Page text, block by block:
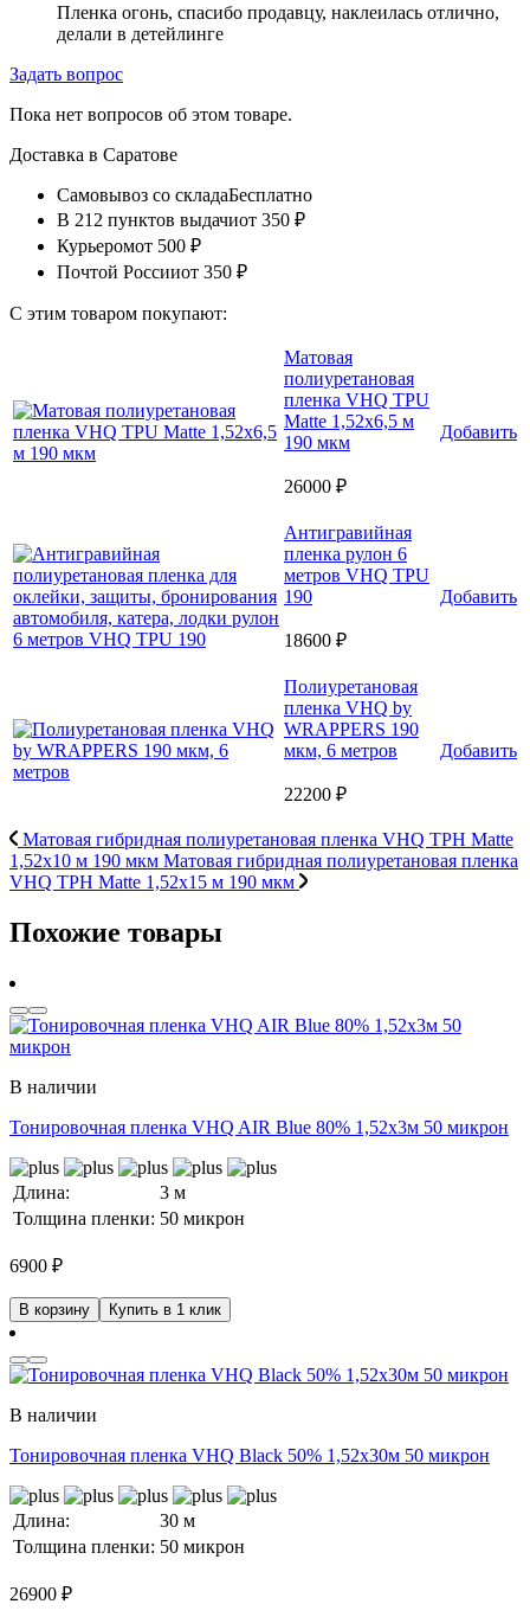
Пленка огонь, спасибо продавцу, наклеилась отлично,
делали в детейлинге
Задать вопрос
Пока нет вопросов об этом товаре.
Доставка в Саратове
Самовывоз со складаБесплатно
В 212 пунктов выдачиот 350 ₽
Курьеромот 500 ₽
Почтой Россииот 350 ₽
С этим товаром покупают:
Матовая
полиуретановая
пленка VHQ TPU
Matte 1,52х6,5 м
190 мкм
26000 ₽
Добавить
Антигравийная
пленка рулон 6
метров VHQ TPU
190
18600 ₽
Добавить
Полиуретановая
пленка VHQ by
WRAPPERS 190
мкм, 6 метров
22200 ₽
Добавить
Матовая гибридная полиуретановая пленка VHQ TPH Matte
1,52х10 м 190 мкм Матовая гибридная полиуретановая пленка
VHQ TPH Matte 1,52х15 м 190 мкм
Похожие товары
В наличии
Тонировочная пленка VHQ AIR Blue 80% 1,52x3м 50 микрон
Длина:
3 м
Толщина пленки: 50 микрон
6900 ₽
В корзину Купить в 1 клик
В наличии
Тонировочная пленка VHQ Black 50% 1,52x30м 50 микрон
Длина:
30 м
Толщина пленки: 50 микрон
26900 ₽